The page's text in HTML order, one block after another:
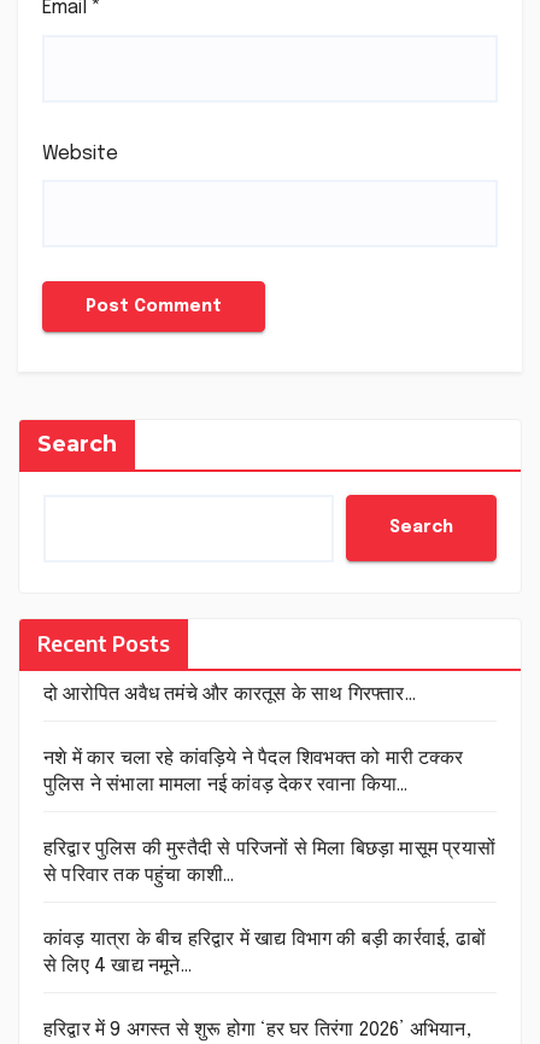
Email *
Website
Search
Search
Recent Posts
दो आरोपित अवैध तमंचे और कारतूस के साथ गिरफ्तार…
नशे में कार चला रहे कांवड़िये ने पैदल शिवभक्त को मारी टक्कर
पुलिस ने संभाला मामला नई कांवड़ देकर रवाना किया…
हरिद्वार पुलिस की मुस्तैदी से परिजनों से मिला बिछड़ा मासूम प्रयासों
से परिवार तक पहुंचा काशी…
कांवड़ यात्रा के बीच हरिद्वार में खाद्य विभाग की बड़ी कार्रवाई, ढाबों
से लिए 4 खाद्य नमूने…
हरिद्वार में 9 अगस्त से शुरू होगा ‘हर घर तिरंगा 2026’ अभियान,